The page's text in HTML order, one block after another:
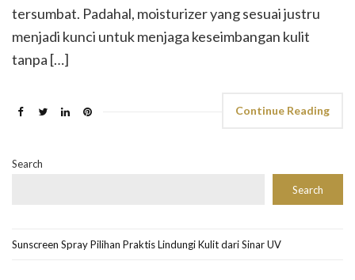
tersumbat. Padahal, moisturizer yang sesuai justru
menjadi kunci untuk menjaga keseimbangan kulit
tanpa […]
Continue Reading
Search
Search
Sunscreen Spray Pilihan Praktis Lindungi Kulit dari Sinar UV